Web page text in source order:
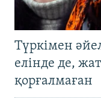
Түркімен
елінде де,
қорғалмаған